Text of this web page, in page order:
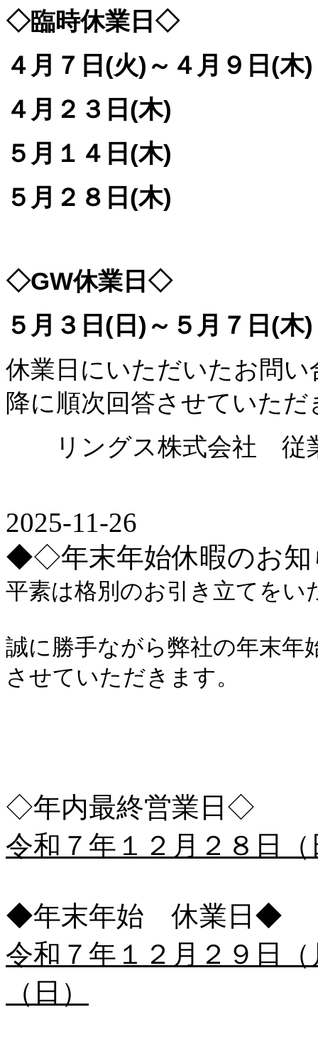
◇臨時休業日◇
４月７日(火)～４月９日(木)
４月２３日(木)
５月１４日(木)
５月２８日(木)
◇GW休業日◇
５月３日(日)～５月７日(木)
休業日にいただいたお問
降に順次回答させていただ
リングス株式会社 従
2025-11-26
◆◇年末年始休暇のお
平素は格別のお引き立てを
誠に勝手ながら弊社の年末年
させていただきます。
◇年内最終営業日◇
令和７年１２月２８日
◆年末年始 休業日◆
令和７年１２月２９日
（日）